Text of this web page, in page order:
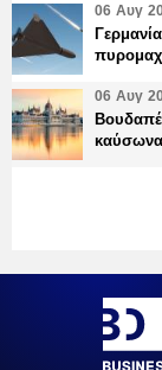
06 Αυγ
06 Αυγ
καύσωνα